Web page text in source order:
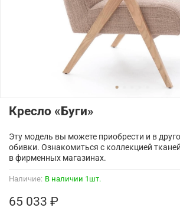
Наличие: В наличии 1шт.
Кресло «Буги»
65 033 ₽
Эту модель вы можете приобрести и в
обивки. Ознакомиться с коллекцией
в фирменных магазинах.